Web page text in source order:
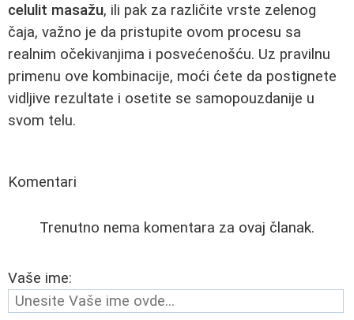
celulit masažu, ili pak za različite vrste zelenog
čaja, važno je da pristupite ovom procesu sa
realnim očekivanjima i posvećenošću. Uz pravilnu
primenu ove kombinacije, moći ćete da postignete
vidljive rezultate i osetite se samopouzdanije u
svom telu.
Komentari
Trenutno nema komentara za ovaj članak.
Vaše ime: